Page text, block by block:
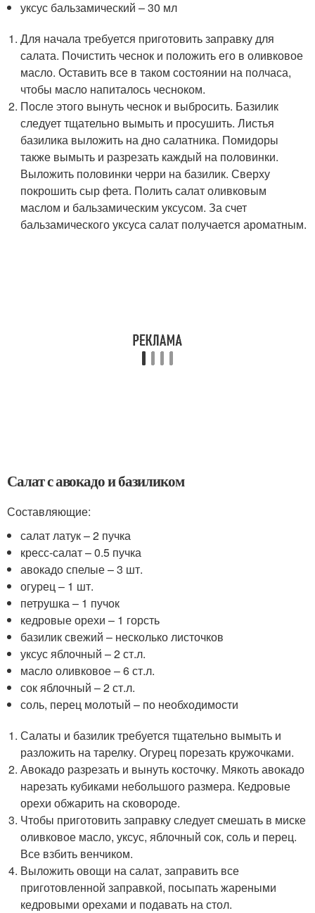
уксус бальзамический – 30 мл
Для начала требуется приготовить заправку для
салата. Почистить чеснок и положить его в оливковое
масло. Оставить все в таком состоянии на полчаса,
чтобы масло напиталось чесноком.
После этого вынуть чеснок и выбросить. Базилик
следует тщательно вымыть и просушить. Листья
базилика выложить на дно салатника. Помидоры
также вымыть и разрезать каждый на половинки.
Выложить половинки черри на базилик. Сверху
покрошить сыр фета. Полить салат оливковым
маслом и бальзамическим уксусом. За счет
бальзамического уксуса салат получается ароматным.
Салат с авокадо и базиликом
Составляющие:
салат латук – 2 пучка
кресс-салат – 0.5 пучка
авокадо спелые – 3 шт.
огурец – 1 шт.
петрушка – 1 пучок
кедровые орехи – 1 горсть
базилик свежий – несколько листочков
уксус яблочный – 2 ст.л.
масло оливковое – 6 ст.л.
сок яблочный – 2 ст.л.
соль, перец молотый – по необходимости
Салаты и базилик требуется тщательно вымыть и
разложить на тарелку. Огурец порезать кружочками.
Авокадо разрезать и вынуть косточку. Мякоть авокадо
нарезать кубиками небольшого размера. Кедровые
орехи обжарить на сковороде.
Чтобы приготовить заправку следует смешать в миске
оливковое масло, уксус, яблочный сок, соль и перец.
Все взбить венчиком.
Выложить овощи на салат, заправить все
приготовленной заправкой, посыпать жареными
кедровыми орехами и подавать на стол.